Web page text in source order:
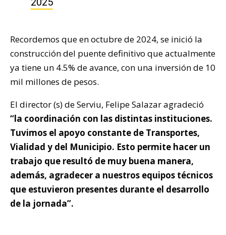
Recordemos que en octubre de 2024, se inició la
construcción del puente definitivo que actualmente
ya tiene un 4.5% de avance, con una inversión de 10
mil millones de pesos.
El director (s) de Serviu, Felipe Salazar agradeció
“la coordinación con las distintas instituciones.
Tuvimos el apoyo constante de Transportes,
Vialidad y del Municipio. Esto permite hacer un
trabajo que resultó de muy buena manera,
además, agradecer a nuestros equipos técnicos
que estuvieron presentes durante el desarrollo
de la jornada”.